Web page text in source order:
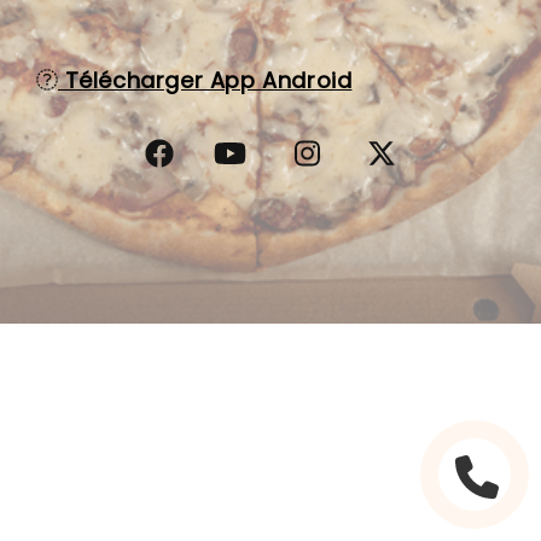
C.G.V
Télécharger App Android